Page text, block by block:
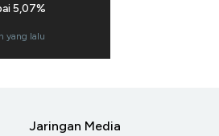
5,07%
yang lalu
Jaringan Media